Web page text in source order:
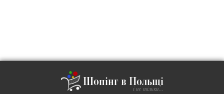
Шопінг в Польщі
і не тільки...